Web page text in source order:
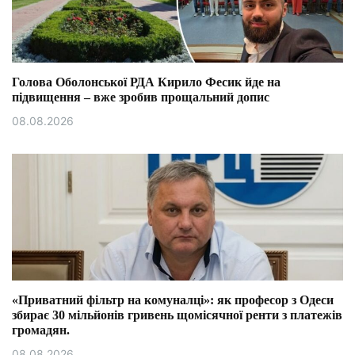
Голова Оболонської РДА Кирило Фесик йде на
підвищення – вже зробив прощальний допис
08.08.2026
«Приватний фільтр на комуналці»: як професор з Одеси
збирає 30 мільйонів гривень щомісячної ренти з платежів
громадян.